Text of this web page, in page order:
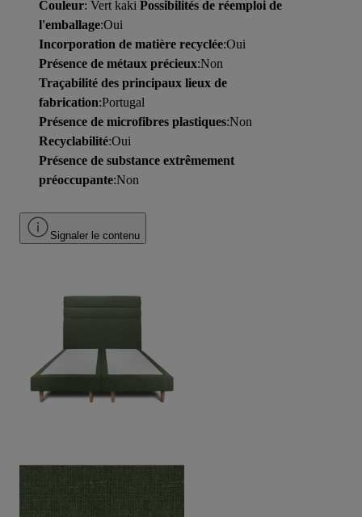
Couleur: Vert kaki Possibilités de réemploi de
l'emballage:Oui
Incorporation de matière recyclée:Oui
Présence de métaux précieux:Non
Traçabilité des principaux lieux de
fabrication:Portugal
Présence de microfibres plastiques:Non
Recyclabilité:Oui
Présence de substance extrêmement
préoccupante:Non
Signaler le contenu